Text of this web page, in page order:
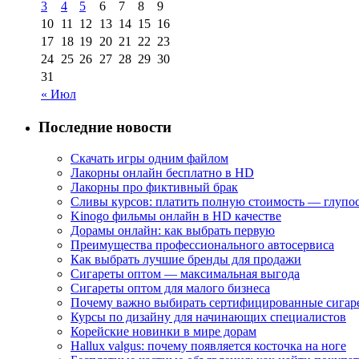
« Июл
3
4 5 6 7 8
9
10 11 12 13 14 15 16
17 18 19 20 21 22 23
24 25 26 27 28 29 30
31
Последние новости
Скачать игры одним файлом
Лакорны онлайн бесплатно в HD
Лакорны про фиктивный брак
Сливы курсов: платить полную стоимость —
Kinogo фильмы онлайн в HD качестве
Дорамы онлайн: как выбрать первую
Преимущества профессионального автосервиса
Как выбрать лучшие бренды для продажи
Сигареты оптом — максимальная выгода
Сигареты оптом для малого бизнеса
Почему важно выбирать сертифицированные
Курсы по дизайну для начинающих специалистов
Корейские новинки в мире дорам
Hallux valgus: почему появляется косточка на ноге